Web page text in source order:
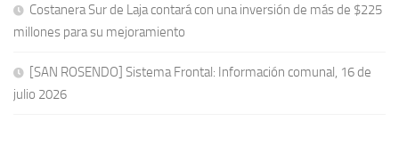
Costanera Sur de Laja contará con una inversión de más de $225
millones para su mejoramiento
[SAN ROSENDO] Sistema Frontal: Información comunal, 16 de
julio 2026